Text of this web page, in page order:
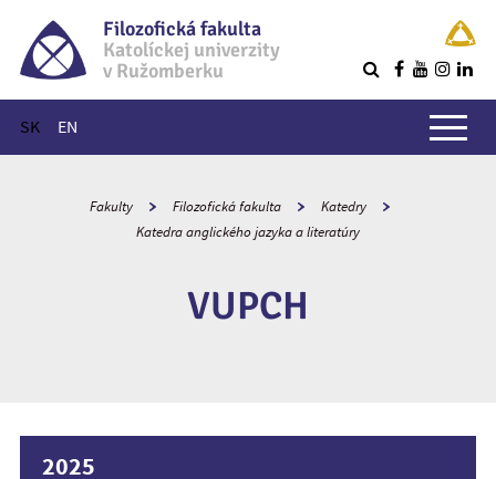
Filozofická fakulta
Katolíckej univerzity
v Ružomberku
SK EN
Hlavné menu
Fakulty Filozofická fakulta
Katedry
Katedra anglického jazyka a literatúry
VUPCH
2025